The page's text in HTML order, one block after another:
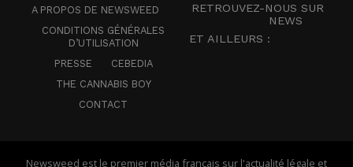
A PROPOS DE NEWSWEED
CONDITIONS GÉNÉRALES
D’UTILISATION
PRESSE
CEBEDIA
THE CANNABIS BOY
CONTACT
RETROUVEZ-NOUS SUR
NEWS
ET AILLEURS :
Newsweed est le premier média français sur l'actualité légale et